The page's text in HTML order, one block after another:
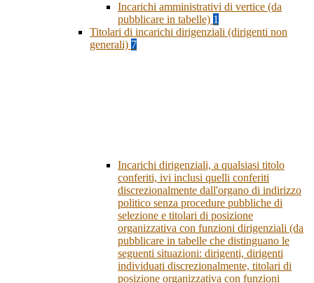
Incarichi amministrativi di vertice (da
pubblicare in tabelle) 1
Titolari di incarichi dirigenziali (dirigenti non
generali) 7
Incarichi dirigenziali, a qualsiasi titolo
conferiti, ivi inclusi quelli conferiti
discrezionalmente dall'organo di indirizzo
politico senza procedure pubbliche di
selezione e titolari di posizione
organizzativa con funzioni dirigenziali (da
pubblicare in tabelle che distinguano le
seguenti situazioni: dirigenti, dirigenti
individuati discrezionalmente, titolari di
posizione organizzativa con funzioni